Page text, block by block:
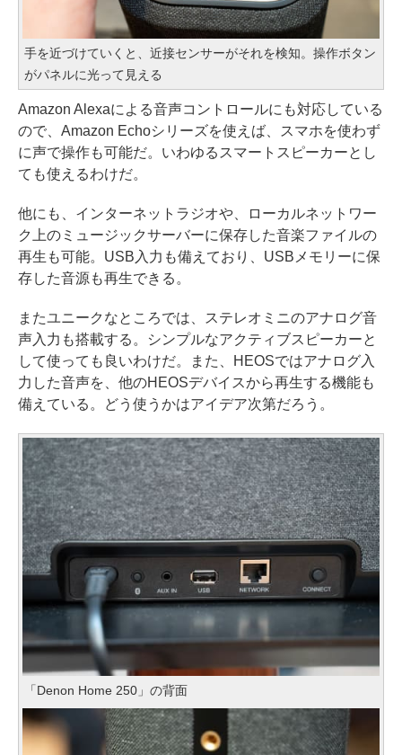
手を近づけていくと、近接センサーがそれを検知。操作ボタン
がパネルに光って見える
Amazon Alexaによる音声コントロールにも対応している
ので、Amazon Echoシリーズを使えば、スマホを使わず
に声で操作も可能だ。いわゆるスマートスピーカーとし
ても使えるわけだ。
他にも、インターネットラジオや、ローカルネットワー
ク上のミュージックサーバーに保存した音楽ファイルの
再生も可能。USB入力も備えており、USBメモリーに保
存した音源も再生できる。
またユニークなところでは、ステレオミニのアナログ音
声入力も搭載する。シンプルなアクティブスピーカーと
して使っても良いわけだ。また、HEOSではアナログ入
力した音声を、他のHEOSデバイスから再生する機能も
備えている。どう使うかはアイデア次第だろう。
「Denon Home 250」の背面